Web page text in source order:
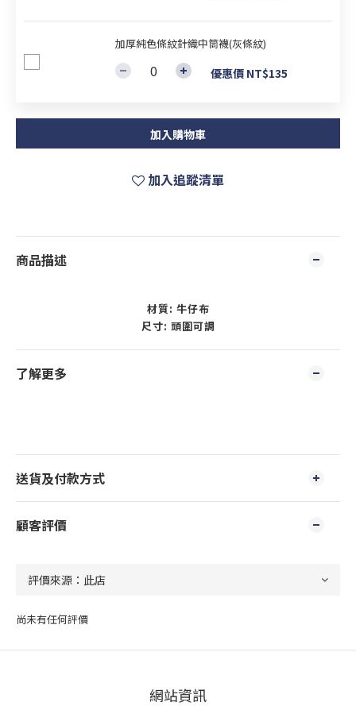
加厚純色條紋針織中筒襪(灰條紋)
優惠價 NT$135
加入購物車
加入追蹤清單
商品描述
材質: 牛仔布
尺寸: 頭圍可調
了解更多
送貨及付款方式
顧客評價
尚未有任何評價
網站資訊